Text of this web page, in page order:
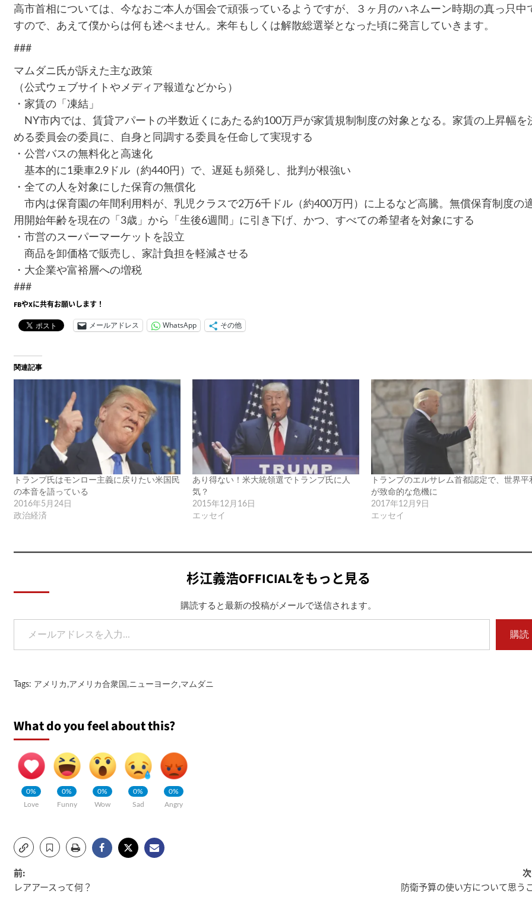
高市首相については、今なおご本人が国会で頑張っているようですが、３ヶ月のハネムーン時期の真っ只中
すので、あえて僕からは何も述べません。来年もしくは解散総選挙となった頃に発言していきます。
###
マムダニ氏が訴えた主な政策
（公式ウェブサイトやメディア報道などから）
・家賃の「凍結」
NY市内では、賃貸アパートの半数近くにあたる約100万戸が家賃規制制度の対象となる。家賃の上昇幅を
める委員会の委員に、自身と同調する委員を任命して実現する
・公営バスの無料化と高速化
基本的に1乗車2.9ドル（約440円）で、遅延も頻発し、批判が根強い
・全ての人を対象にした保育の無償化
市内は保育園の年間利用料が、乳児クラスで2万6千ドル（約400万円）に上るなど高騰。無償保育制度の
用開始年齢を現在の「3歳」から「生後6週間」に引き下げ、かつ、すべての希望者を対象にする
・市営のスーパーマーケットを設立
商品を卸価格で販売し、家計負担を軽減させる
・大企業や富裕層への増税
###
FBやXに共有お願いします！
メールアドレス WhatsApp その他
関連記事
トランプ氏はモンロー主義に戻りたい米国民
の本音を語っている
2016年5月24日
政治経済
あり得ない！米大統領選でトランプ氏に人
気？
2015年12月16日
エッセイ
トランプのエルサレム首都認定で、世界平
が致命的な危機に
2017年12月9日
エッセイ
杉江義浩OFFICIALをもっと見る
購読すると最新の投稿がメールで送信されます。
メールアドレスを入力...
購読
Tags: アメリカ ,アメリカ合衆国 ,ニューヨーク ,マムダニ
What do you feel about this?
0%
Love
0%
Funny
0%
Wow
0%
Sad
0%
Angry
投
前:
レアアースって何？
防衛予算の使い方について思う